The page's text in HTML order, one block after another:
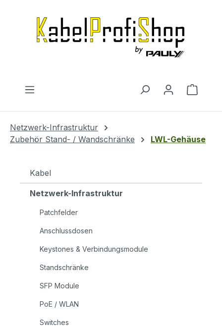
Netzwerk-Infrastruktur
Zubehör Stand- / Wandschränke
LWL-Gehäuse
Kabel
Netzwerk-Infrastruktur
Patchfelder
Anschlussdosen
Keystones & Verbindungsmodule
Standschränke
SFP Module
PoE / WLAN
Switches